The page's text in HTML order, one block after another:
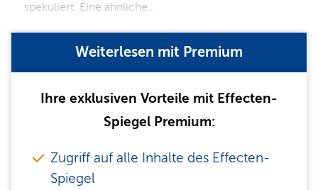
spekuliert. Eine ähnliche…
Weiterlesen mit Premium
Ihre exklusiven Vorteile mit Effecten-
Spiegel Premium:
Zugriff auf alle Inhalte des Effecten-
Spiegel